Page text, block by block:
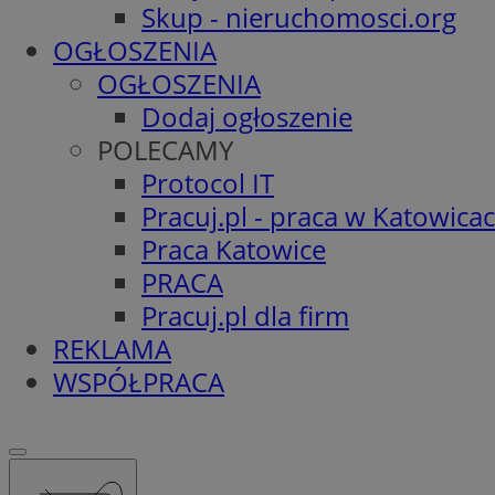
Skup - nieruchomosci.org
OGŁOSZENIA
OGŁOSZENIA
Dodaj ogłoszenie
POLECAMY
Protocol IT
Pracuj.pl - praca w
Praca Katowice
PRACA
Pracuj.pl dla firm
REKLAMA
WSPÓŁPRACA